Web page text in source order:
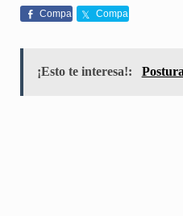
Compa
Compa
¡Esto te interesa!: